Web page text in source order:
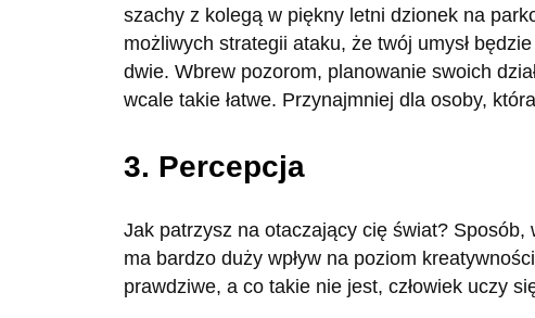
szachy z kolegą w piękny letni dzionek na
możliwych strategii ataku, że twój umysł
dwie. Wbrew pozorom, planowanie swoich
wcale takie łatwe. Przynajmniej dla osoby,
3. Percepcja
Jak patrzysz na otaczający cię świat?
ma bardzo duży wpływ na poziom
prawdziwe, a co takie nie jest, człowiek uczy